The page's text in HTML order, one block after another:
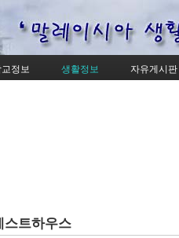
교정보 생활정보 자유게시판
스트하우스